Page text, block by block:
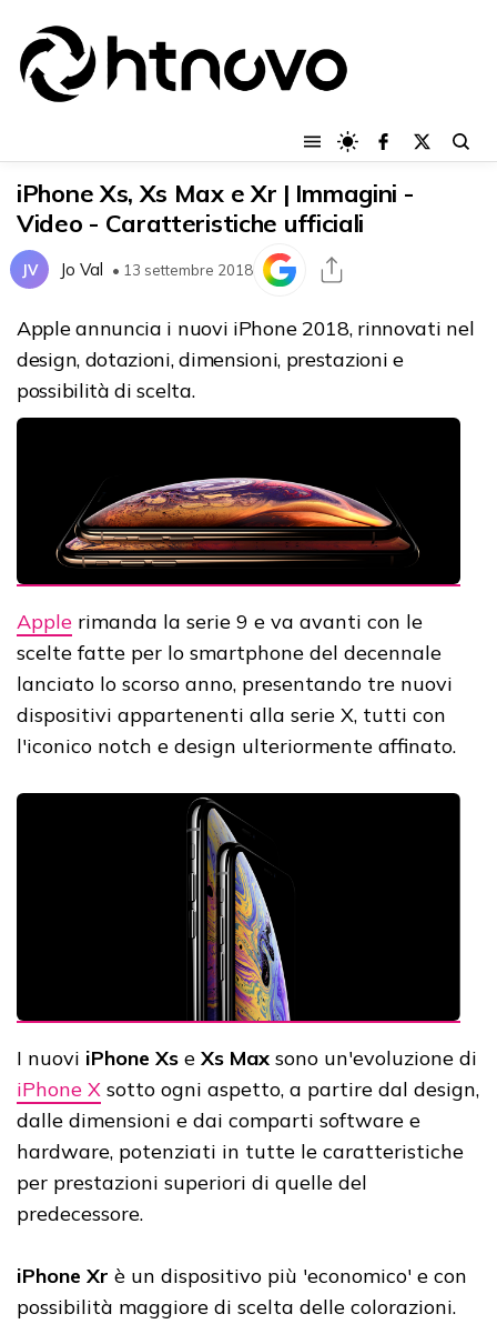
iPhone Xs, Xs Max e Xr | Immagini -
Video - Caratteristiche ufficiali
JV Jo Val • 13 settembre 2018
Apple annuncia i nuovi iPhone 2018, rinnovati nel
design, dotazioni, dimensioni, prestazioni e
possibilità di scelta.
Apple rimanda la serie 9 e va avanti con le
scelte fatte per lo smartphone del decennale
lanciato lo scorso anno, presentando tre nuovi
dispositivi appartenenti alla serie X, tutti con
l'iconico notch e design ulteriormente affinato.
I nuovi iPhone Xs e Xs Max sono un'evoluzione di
iPhone X sotto ogni aspetto, a partire dal design,
dalle dimensioni e dai comparti software e
hardware, potenziati in tutte le caratteristiche
per prestazioni superiori di quelle del
predecessore.
iPhone Xr è un dispositivo più 'economico' e con
possibilità maggiore di scelta delle colorazioni.